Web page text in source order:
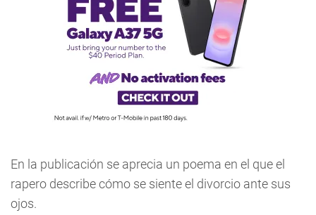
En la publicación se aprecia un poema en el que el
rapero describe cómo se siente el divorcio ante sus
ojos.